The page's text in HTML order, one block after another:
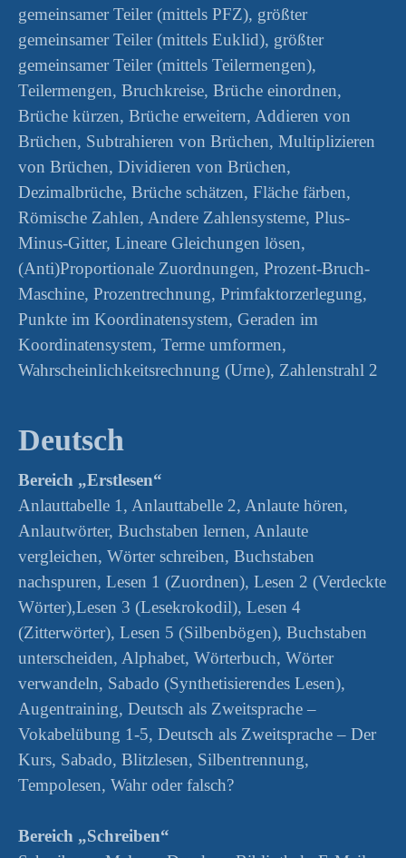
gemeinsamer Teiler (mittels PFZ), größter
gemeinsamer Teiler (mittels Euklid), größter
gemeinsamer Teiler (mittels Teilermengen),
Teilermengen, Bruchkreise, Brüche einordnen,
Brüche kürzen, Brüche erweitern, Addieren von
Brüchen, Subtrahieren von Brüchen, Multiplizieren
von Brüchen, Dividieren von Brüchen,
Dezimalbrüche, Brüche schätzen, Fläche färben,
Römische Zahlen, Andere Zahlensysteme, Plus-
Minus-Gitter, Lineare Gleichungen lösen,
(Anti)Proportionale Zuordnungen, Prozent-Bruch-
Maschine, Prozentrechnung, Primfaktorzerlegung,
Punkte im Koordinatensystem, Geraden im
Koordinatensystem, Terme umformen,
Wahrscheinlichkeitsrechnung (Urne), Zahlenstrahl 2
Deutsch
Bereich „Erstlesen“
Anlauttabelle 1, Anlauttabelle 2, Anlaute hören,
Anlautwörter, Buchstaben lernen, Anlaute
vergleichen, Wörter schreiben, Buchstaben
nachspuren, Lesen 1 (Zuordnen), Lesen 2 (Verdeckte
Wörter),Lesen 3 (Lesekrokodil), Lesen 4
(Zitterwörter), Lesen 5 (Silbenbögen), Buchstaben
unterscheiden, Alphabet, Wörterbuch, Wörter
verwandeln, Sabado (Synthetisierendes Lesen),
Augentraining, Deutsch als Zweitsprache –
Vokabelübung 1-5, Deutsch als Zweitsprache – Der
Kurs, Sabado, Blitzlesen, Silbentrennung,
Tempolesen, Wahr oder falsch?
Bereich „Schreiben“